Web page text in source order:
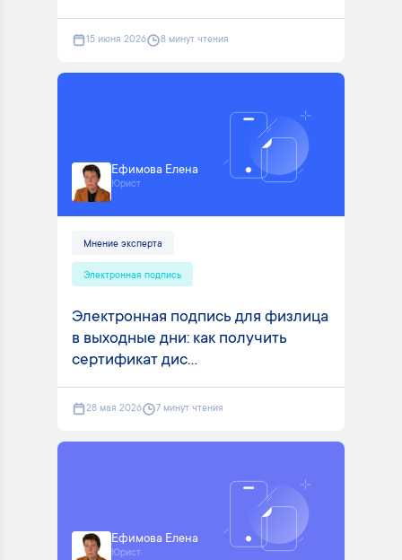
15 июня 2026 8 минут чтения
Ефимова Елена
Юрист
Мнение эксперта
Электронная подпись
Электронная подпись для физлица
в выходные дни: как получить
сертификат дис...
28 мая 2026 7 минут чтения
Ефимова Елена
Юрист